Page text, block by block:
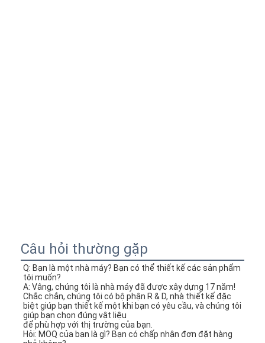
Câu hỏi thường gặp
Q: Bạn là một nhà máy? Bạn có thể thiết kế các sản phẩm
tôi muốn?
A: Vâng, chúng tôi là nhà máy đã được xây dựng 17 năm!
Chắc chắn, chúng tôi có bộ phận R & D, nhà thiết kế đặc
biệt giúp bạn thiết kế một khi bạn có yêu cầu, và chúng tôi
giúp bạn chọn đúng vật liệu
để phù hợp với thị trường của bạn.
Hỏi: MOQ của bạn là gì? Bạn có chấp nhận đơn đặt hàng